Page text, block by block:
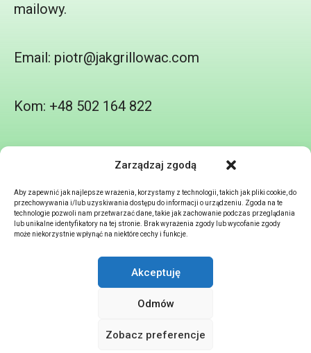
Zarządzaj zgodą
Aby zapewnić jak najlepsze wrażenia, korzystamy z technologii, takich jak pliki cookie, do
przechowywania i/lub uzyskiwania dostępu do informacji o urządzeniu. Zgoda na te
technologie pozwoli nam przetwarzać dane, takie jak zachowanie podczas przeglądania
lub unikalne identyfikatory na tej stronie. Brak wyrażenia zgody lub wycofanie zgody
może niekorzystnie wpłynąć na niektóre cechy i funkcje.
Akceptuję
Odmów
Zobacz preferencje
mailowy.
Email: piotr@jakgrillowac.com
Kom: +48 502 164 822
STRONA GŁÓWNA POLITYKA PRYWATNOSCI
REGULAMIN
Jak grillować
by Piotr Andruszko.